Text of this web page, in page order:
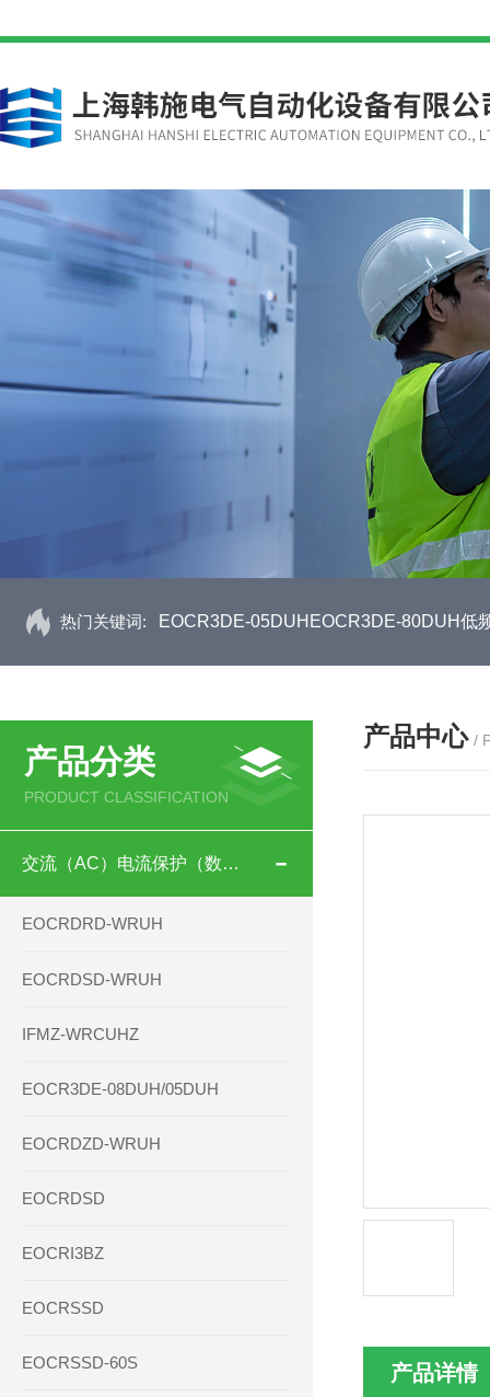
热门关键词: EOCR3DE-05DUHEOCR3DE-80DUH低
产品分类
PRODUCT CLASSIFICATION
交流（AC）电流保护（数码型）
EOCRDRD-WRUH
EOCRDSD-WRUH
IFMZ-WRCUHZ
EOCR3DE-08DUH/05DUH
EOCRDZD-WRUH
EOCRDSD
EOCRI3BZ
EOCRSSD
EOCRSSD-60S
产品中心 /
产品详情